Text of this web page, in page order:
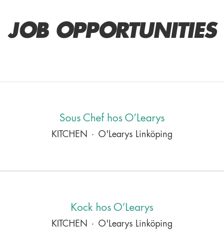
JOB OPPORTUNITIES
Sous Chef hos O’Learys
KITCHEN · O'Learys Linköping
Kock hos O’Learys
KITCHEN · O'Learys Linköping